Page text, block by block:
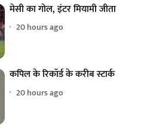
मेसी का गोल, इंटर मियामी जीता
20 hours ago
कपिल के रिकॉर्ड के करीब स्टार्क
20 hours ago